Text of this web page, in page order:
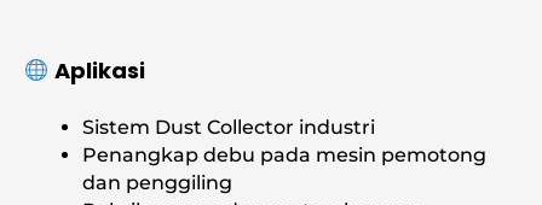
Aplikasi
Sistem Dust Collector industri
Penangkap debu pada mesin pemotong
dan penggiling